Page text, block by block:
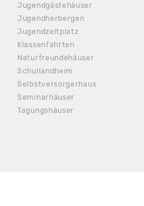
Jugendgästehäuser
Jugendherbergen
Jugendzeltplatz
Klassenfahrten
Naturfreundehäuser
Schullandheim
Selbstversorgerhaus
Seminarhäuser
Tagungshäuser